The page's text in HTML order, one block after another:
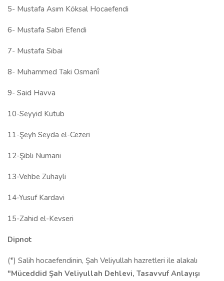
5- Mustafa Asım Köksal Hocaefendi
6- Mustafa Sabri Efendi
7- Mustafa Sıbai
8- Muhammed Taki Osmanî
9- Said Havva
10-Seyyid Kutub
11-Şeyh Seyda el-Cezeri
12-Şibli Numani
13-Vehbe Zuhayli
14-Yusuf Kardavi
15-Zahid el-Kevseri
Dipnot
(*) Salih hocaefendinin, Şah Veliyullah hazretleri ile alakalı
"Müceddid Şah Veliyullah Dehlevi, Tasavvuf Anlayışı